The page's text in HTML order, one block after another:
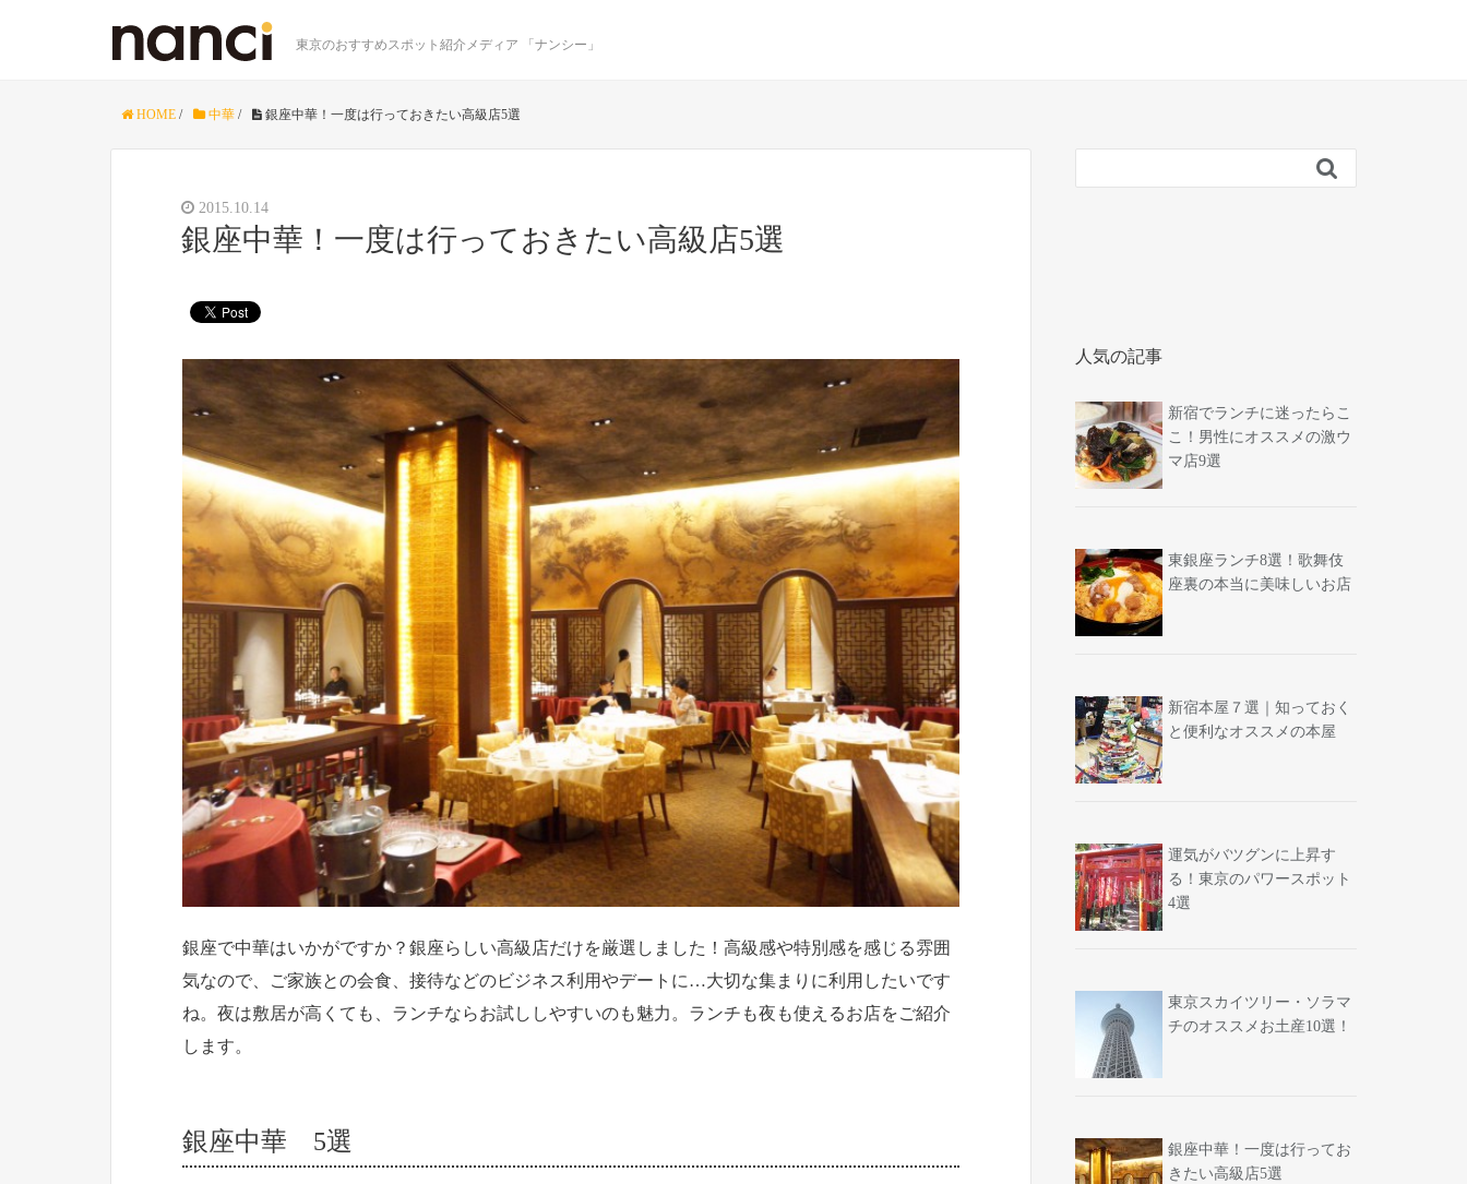
東京のおすすめスポット紹介メディア 「ナンシー」
HOME / 中華 / 銀座中華！一度は行っておきたい高級店5選
2015.10.14
銀座中華！一度は行っておきたい高級店5選
銀座で中華はいかがですか？銀座らしい高級店だけを厳選しました！高級感や特別感を感じる雰囲
気なので、ご家族との会食、接待などのビジネス利用やデートに…大切な集まりに利用したいです
ね。夜は敷居が高くても、ランチならお試ししやすいのも魅力。ランチも夜も使えるお店をご紹介
します。
銀座中華 5選

人気の記事
新宿でランチに迷ったらこ
こ！男性にオススメの激ウ
マ店9選
東銀座ランチ8選！歌舞伎
座裏の本当に美味しいお店
新宿本屋７選｜知っておく
と便利なオススメの本屋
運気がバツグンに上昇す
る！東京のパワースポット
4選
東京スカイツリー・ソラマ
チのオススメお土産10選！
銀座中華！一度は行ってお
きたい高級店5選